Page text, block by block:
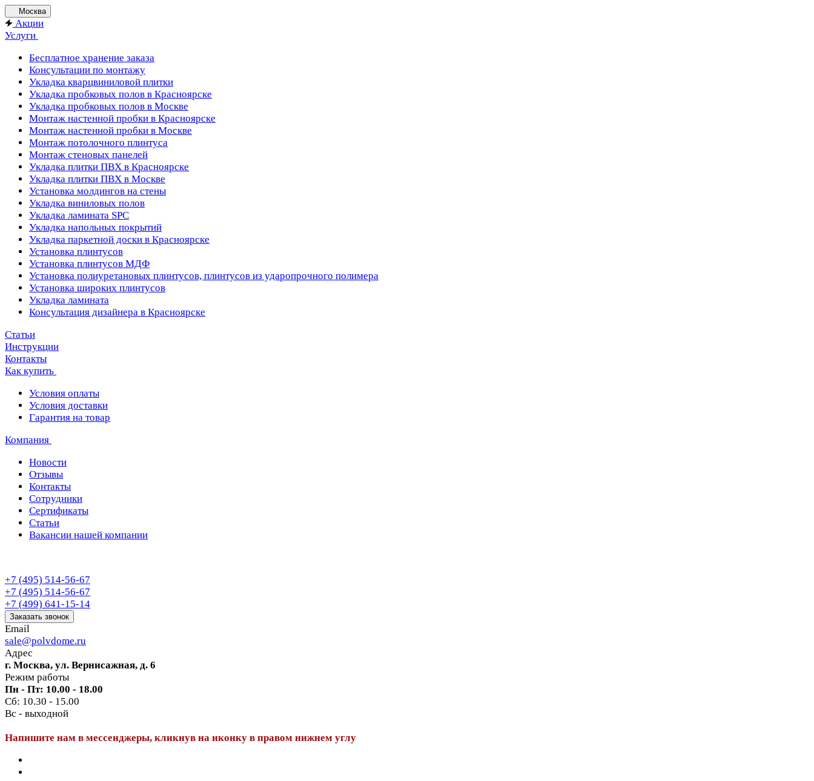
Москва
Акции
Услуги
Бесплатное хранение заказа
Консультации по монтажу
Укладка кварцвиниловой плитки
Укладка пробковых полов в Красноярске
Укладка пробковых полов в Москве
Монтаж настенной пробки в Красноярске
Монтаж настенной пробки в Москве
Монтаж потолочного плинтуса
Монтаж стеновых панелей
Укладка плитки ПВХ в Красноярске
Укладка плитки ПВХ в Москве
Установка молдингов на стены
Укладка виниловых полов
Укладка ламината SPC
Укладка напольных покрытий
Укладка паркетной доски в Красноярске
Установка плинтусов
Установка плинтусов МДФ
Установка полиуретановых плинтусов, плинтусов из ударопрочного полимера
Установка широких плинтусов
Укладка ламината
Консультация дизайнера в Красноярске
Статьи
Инструкции
Контакты
Как купить
Условия оплаты
Условия доставки
Гарантия на товар
Компания
Новости
Отзывы
Контакты
Сотрудники
Сертификаты
Статьи
Вакансии нашей компании
+7 (495) 514-56-67
+7 (495) 514-56-67
+7 (499) 641-15-14
Заказать звонок
Email
sale@polvdome.ru
Адрес
г. Москва, ул. Вернисажная, д. 6
Режим работы
Пн - Пт: 10.00 - 18.00
Сб: 10.30 - 15.00
Вс - выходной
Напишите нам в мессенджеры, кликнув на иконку в правом нижнем углу